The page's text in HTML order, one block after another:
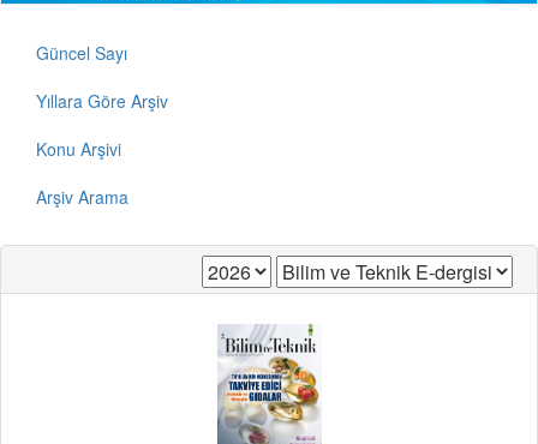
Güncel Sayı
Yıllara Göre Arşiv
Konu Arşivi
Arşiv Arama